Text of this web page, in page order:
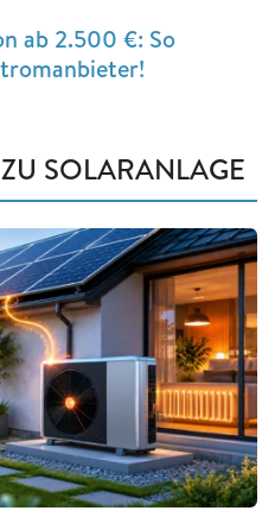
ab 2.500 €: So
SOLARANLAGE